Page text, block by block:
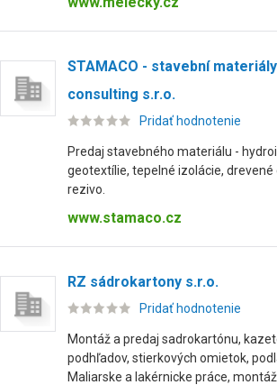
STAMACO - stavební
consulting s.r.o.
Pridať hodnotenie
Predaj stavebného materiálu -
geotextílie, tepelné izolácie, drevené
rezivo.
www.stamaco.cz
RZ sádrokartony s.r.o.
Pridať hodnotenie
Montáž a predaj sadrokartónu,
podhľadov, stierkových omietok,
Maliarske a lakérnicke práce,